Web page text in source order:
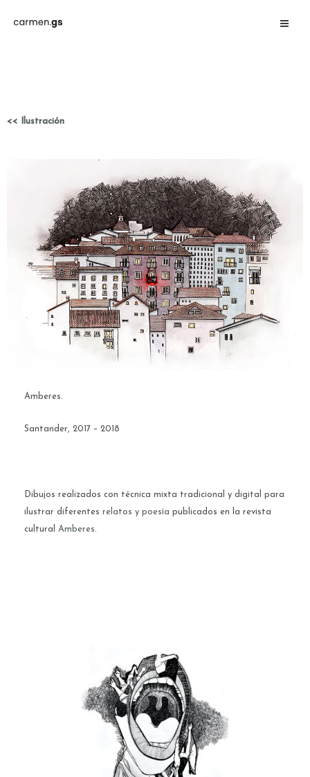
<< Ilustración
Amberes.
Santander, 2017 – 2018
Dibujos realizados con técnica mixta tradicional y digital para
ilustrar diferentes relatos y poesía publicados en la revista
cultural Amberes.